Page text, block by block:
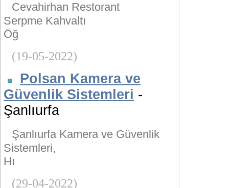
Cevahirhan Restorant
Serpme Kahvaltı
Öğ
(19-05-2022)
Polsan Kamera ve
Güvenlik Sistemleri -
Şanlıurfa
Şanlıurfa Kamera ve Güvenlik
Sistemleri,
Hı
(29-04-2022)